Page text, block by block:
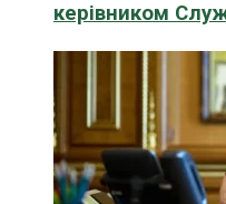
керівником